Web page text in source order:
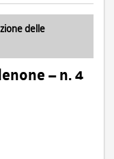
delle
– n. 4